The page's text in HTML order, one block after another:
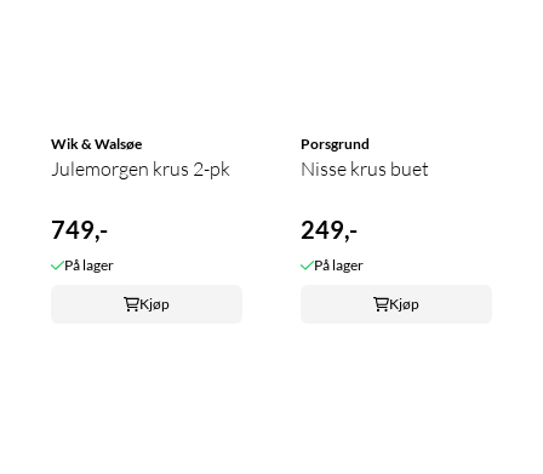
Wik & Walsøe
Julemorgen krus 2-pk
749,-
På lager
Kjøp
Porsgrund
Nisse krus buet
249,-
På lager
Kjøp